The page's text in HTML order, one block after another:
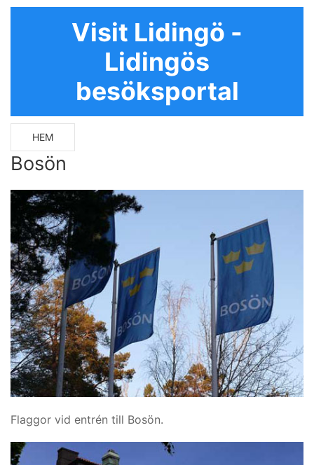
Visit Lidingö -
Lidingös
besöksportal
HEM
Bosön
Flaggor vid entrén till Bosön.